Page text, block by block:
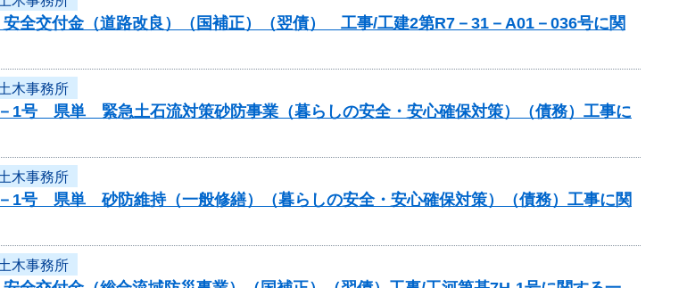
全交付金（道路改良）（国補正）（翌債） 工事/工建2第R7－31－A01－036号に関
木事務所
－1号 県単 緊急土石流対策砂防事業（暮らしの安全・安心確保対策）（債務）工事に
木事務所
－1号 県単 砂防維持（一般修繕）（暮らしの安全・安心確保対策）（債務）工事に関
木事務所